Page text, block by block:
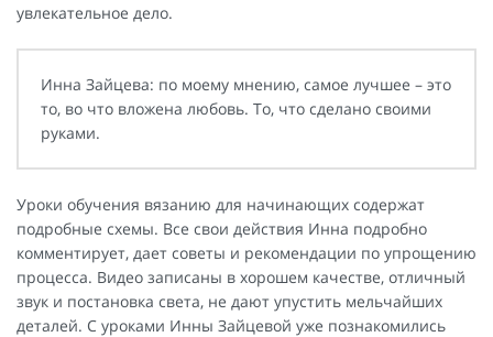
увлекательное дело.
Инна Зайцева: по моему мнению, самое лучшее – это
то, во что вложена любовь. То, что сделано своими
руками.
Уроки обучения вязанию для начинающих содержат
подробные схемы. Все свои действия Инна подробно
комментирует, дает советы и рекомендации по упрощению
процесса. Видео записаны в хорошем качестве, отличный
звук и постановка света, не дают упустить мельчайших
деталей. С уроками Инны Зайцевой уже познакомились